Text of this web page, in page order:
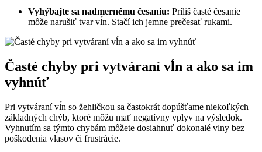
Vyhýbajte sa nadmernému česaniu: Príliš časté česanie
môže narušiť tvar vĺn. Stačí ich jemne prečesať rukami.
Časté chyby pri vytváraní vĺn a ako sa im
vyhnúť
Pri vytváraní vĺn so žehličkou sa častokrát dopúšťame niekoľkých
základných chýb, ktoré môžu mať negatívny vplyv na výsledok.
Vyhnutím sa týmto chybám môžete dosiahnuť dokonalé vlny bez
poškodenia vlasov či frustrácie.